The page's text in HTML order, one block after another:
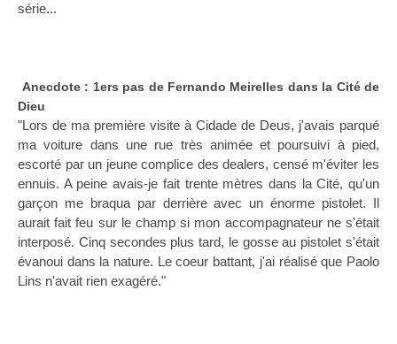
série...
Anecdote : 1ers pas de Fernando Meirelles dans la Cité de
Dieu
"Lors de ma première visite à Cidade de Deus, j'avais parqué
ma voiture dans une rue très animée et poursuivi à pied,
escorté par un jeune complice des dealers, censé m'éviter les
ennuis. A peine avais-je fait trente mètres dans la Cité, qu'un
garçon me braqua par derrière avec un énorme pistolet. Il
aurait fait feu sur le champ si mon accompagnateur ne s'était
interposé. Cinq secondes plus tard, le gosse au pistolet s'était
évanoui dans la nature. Le coeur battant, j'ai réalisé que Paolo
Lins n'avait rien exagéré."